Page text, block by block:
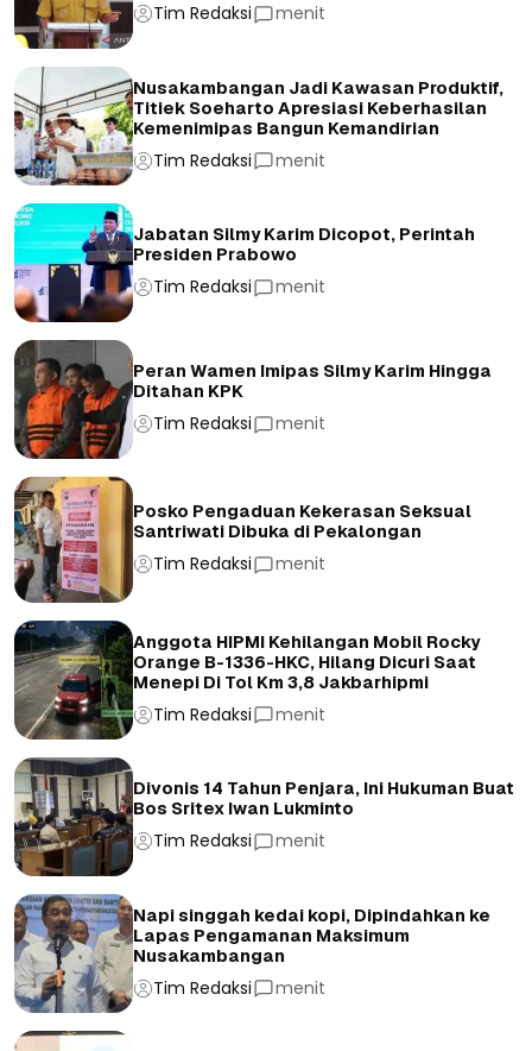
Tim Redaksi menit
Nusakambangan Jadi Kawasan Produktif,
Titiek Soeharto Apresiasi Keberhasilan
Kemenimipas Bangun Kemandirian
Tim Redaksi menit
Jabatan Silmy Karim Dicopot, Perintah
Presiden Prabowo
Tim Redaksi menit
Peran Wamen Imipas Silmy Karim Hingga
Ditahan KPK
Tim Redaksi menit
Posko Pengaduan Kekerasan Seksual
Santriwati Dibuka di Pekalongan
Tim Redaksi menit
Anggota HIPMI Kehilangan Mobil Rocky
Orange B-1336-HKC, Hilang Dicuri Saat
Menepi Di Tol Km 3,8 Jakbarhipmi
Tim Redaksi menit
Divonis 14 Tahun Penjara, Ini Hukuman Buat
Bos Sritex Iwan Lukminto
Tim Redaksi menit
Napi singgah kedai kopi, Dipindahkan ke
Lapas Pengamanan Maksimum
Nusakambangan
Tim Redaksi menit